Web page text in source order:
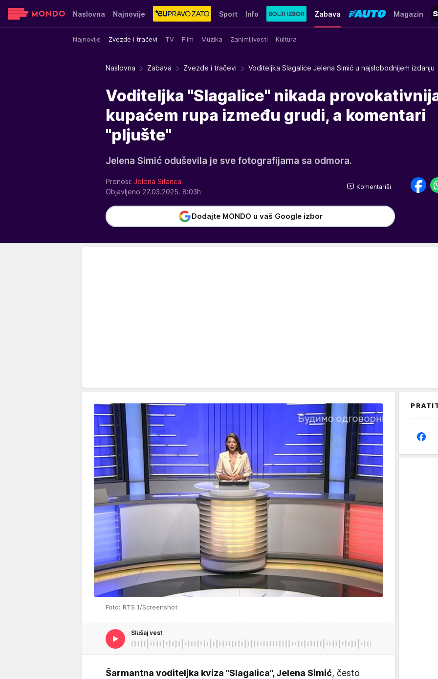
Naslovna Najnovije Sport Info Zabava
Najnovije Zvezde i tračevi TV Film Muzika Zanimljivosti Kultura
Magazin
Sensa Stvar ukusa Yumama
Naslovna Zabava Zvezde i tračevi Voditeljka Slagalice Jelena Simić u najslobodnijem izdanju
Voditeljka "Slagalice" nikada
kupaćem rupa između grudi, a komentari
"pljušte"
Jelena Simić oduševila je sve fotografijama sa odmora.
Prenosi: Jelena Sitarica
Objavljeno 27.03.2025. 8:03h
Komentariši
Dodajte MONDO u vaš Google izbor
Foto: RTS 1/Screenshot
Slušaj vest
Šarmantna voditeljka kviza "Slagalica", Jelena Simić, često